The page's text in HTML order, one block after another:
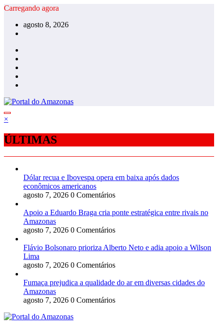
Pular
conteúdo
Carregando agora
agosto 8, 2026
×
ÚLTIMAS
Dólar recua e Ibovespa opera em baixa após dados
econômicos americanos
agosto 7, 2026 0 Comentários
Apoio a Eduardo Braga cria ponte estratégica entre rivais no
Amazonas
agosto 7, 2026 0 Comentários
Flávio Bolsonaro prioriza Alberto Neto e adia apoio a Wilson
Lima
agosto 7, 2026 0 Comentários
Fumaça prejudica a qualidade do ar em diversas cidades do
Amazonas
agosto 7, 2026 0 Comentários